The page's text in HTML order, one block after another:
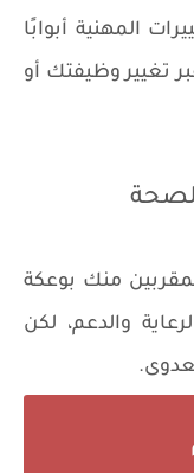
المهنية أبوابًا
تغيير وظيفتك أو
منك بوعكة
والدعم، لكن